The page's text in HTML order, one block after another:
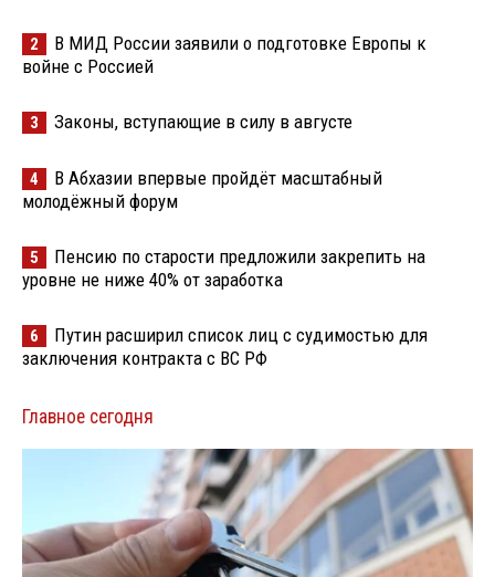
2
В МИД России заявили о подготовке Европы к
войне с Россией
3 Законы, вступающие в силу в августе
4
В Абхазии впервые пройдёт масштабный
молодёжный форум
5
Пенсию по старости предложили закрепить на
уровне не ниже 40% от заработка
6
Путин расширил список лиц с судимостью для
заключения контракта с ВС РФ
Главное сегодня